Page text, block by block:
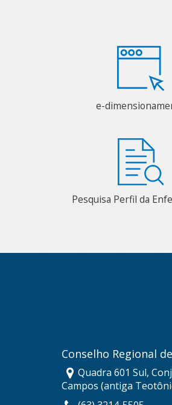
e-
Pesquisa Perfil da
Conselho Regional
Quadra 601 Sul,
Campos (antiga